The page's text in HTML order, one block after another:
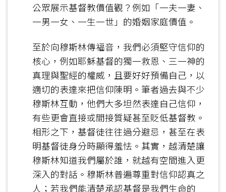
公眾展示基督教價值觀？例如「一夫一妻、
一男一女、一生一世」的婚姻家庭價值。
至於向穆斯林傳福音，我們必須堅守信仰的
核心，例如耶穌基督的獨一救恩、三一神的
真理與聖經的權威，且要好好預備自己，以
適切的表達來把信仰陳明。筆者過去與不少
穆斯林互動，他們大多坦然表達自己信仰，
有些更會直接或間接質疑甚至貶低基督教。
相形之下，基督徒往往過分避忌，甚至在表
明基督徒身分時顯得羞怯。其實，越清楚讓
穆斯林知道我們屬於誰，就越有空間進入更
深入的對話。穆斯林普遍尊重對信仰認真之
人；若我們能清楚承認基督是我們生命的